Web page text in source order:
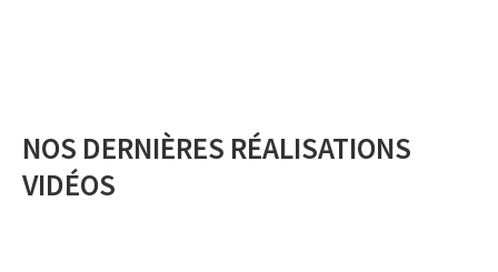
NOS DERNIÈRES RÉALISATIONS
VIDÉOS